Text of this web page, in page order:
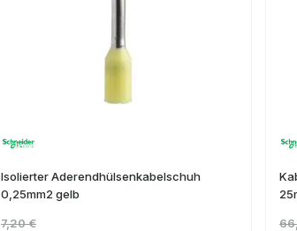
Isolierter Aderendhülsenkabelschuh
0,25mm2 gelb
7,20 €